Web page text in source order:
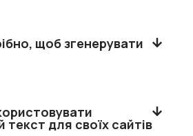
щоб згенерувати
текст для своїх сайтів